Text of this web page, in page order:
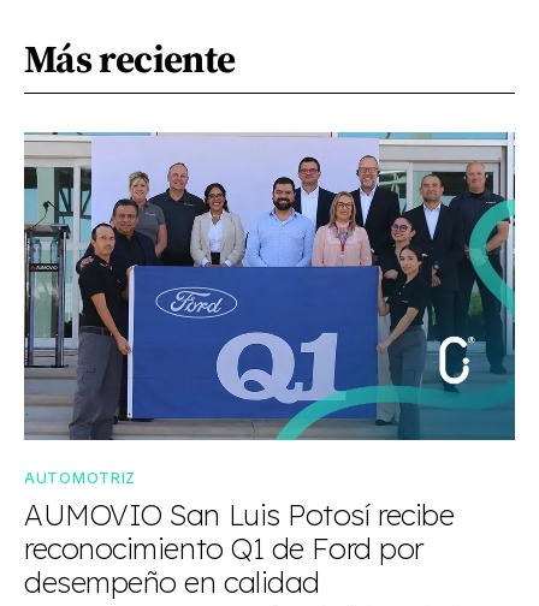
Más reciente
AUTOMOTRIZ
AUMOVIO San Luis Potosí recibe
reconocimiento Q1 de Ford por
desempeño en calidad